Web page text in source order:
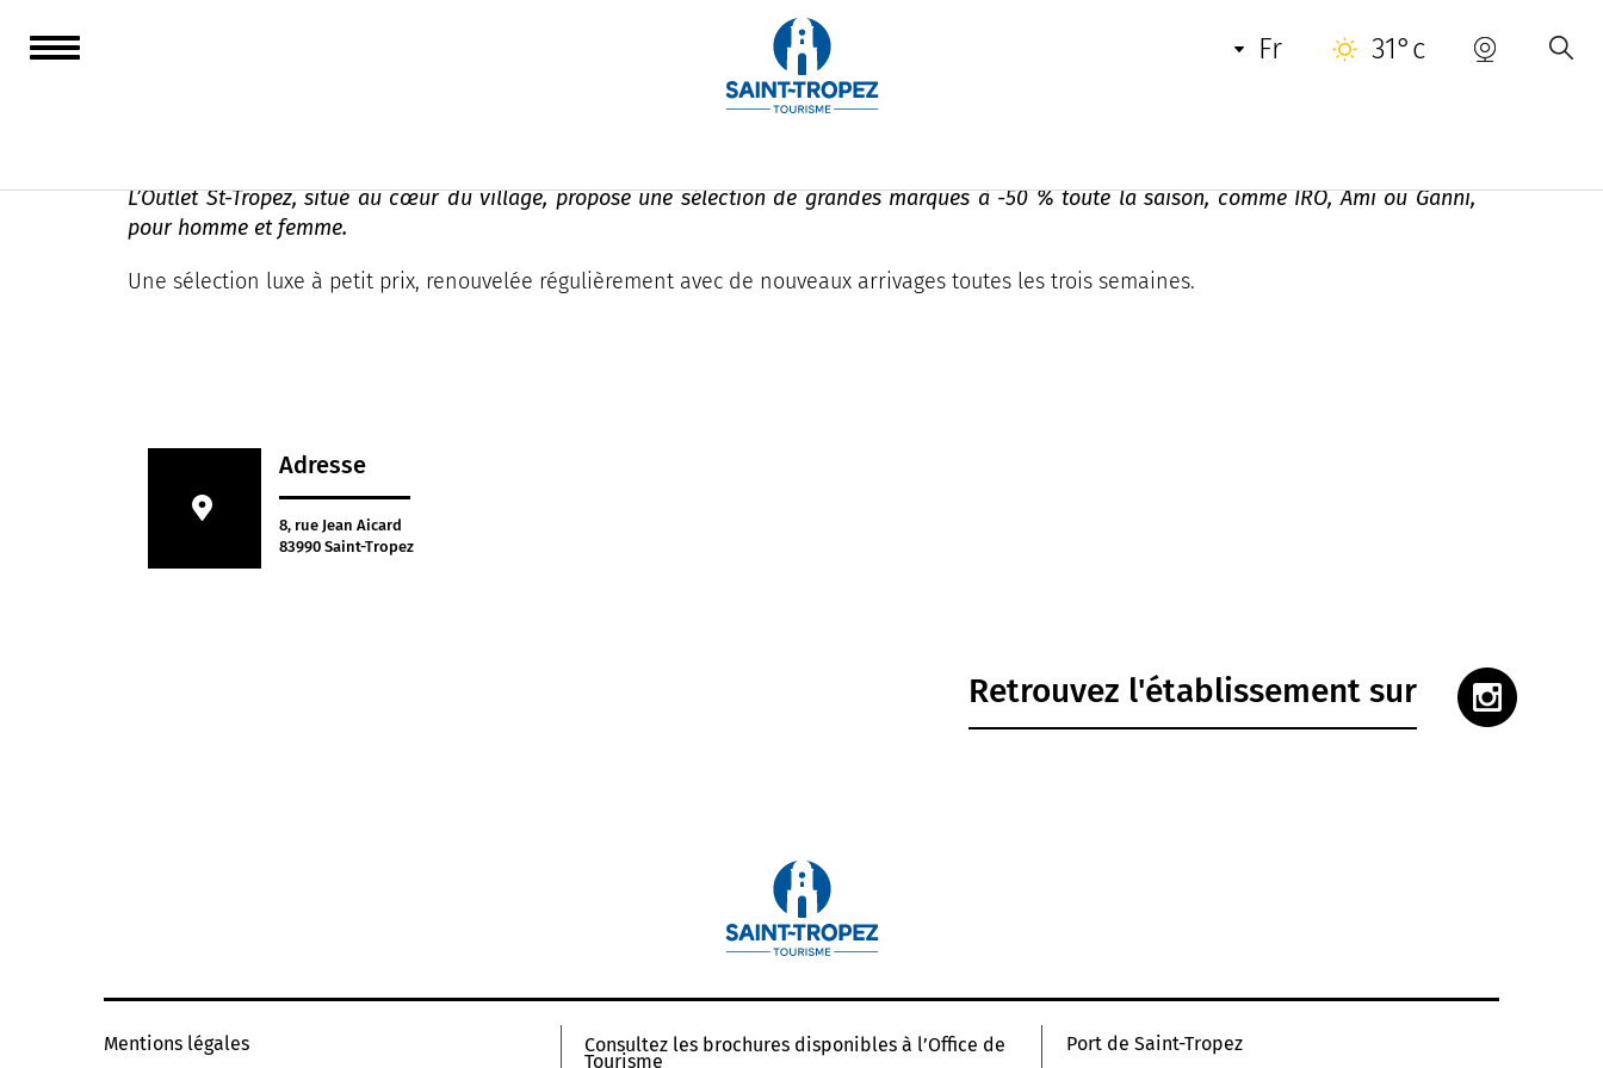
fr 31°c
L’Outlet St-Tropez, situé au cœur du village, propose une sélection de grandes marques à -50 % toute la saison, comme IRO, Ami ou Ganni,
pour homme et femme.
Une sélection luxe à petit prix, renouvelée régulièrement avec de nouveaux arrivages toutes les trois semaines.
Adresse
8, rue Jean Aicard
83990 Saint-Tropez
Retrouvez l'établissement sur
Mentions légales Consultez les brochures disponibles à l’Office de
Tourisme
Port de Saint-Tropez